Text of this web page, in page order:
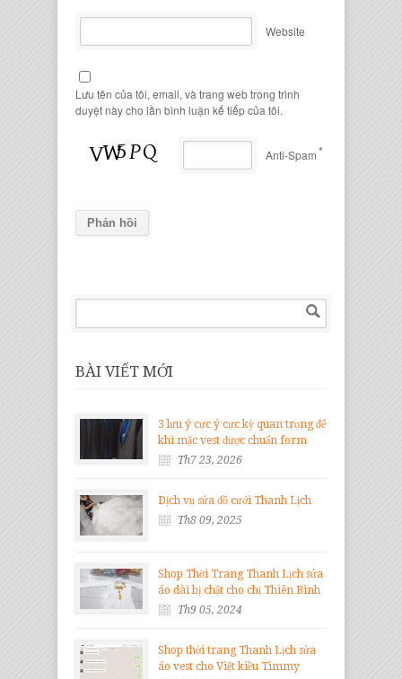
Website
Lưu tên của tôi, email, và trang web trong trình
duyệt này cho lần bình luận kế tiếp của tôi.
Anti-Spam*
BÀI VIẾT MỚI
3 lưu ý cực ý cực kỳ quan trọng để
khi mặc vest được chuẩn form
Th7 23, 2026
Dịch vụ sửa đồ cưới Thanh Lịch
Th8 09, 2025
Shop Thời Trang Thanh Lịch sửa
áo dài bị chật cho chị Thiên Bình
Th9 05, 2024
Shop thời trang Thanh Lịch sửa
áo vest cho Việt kiều Timmy